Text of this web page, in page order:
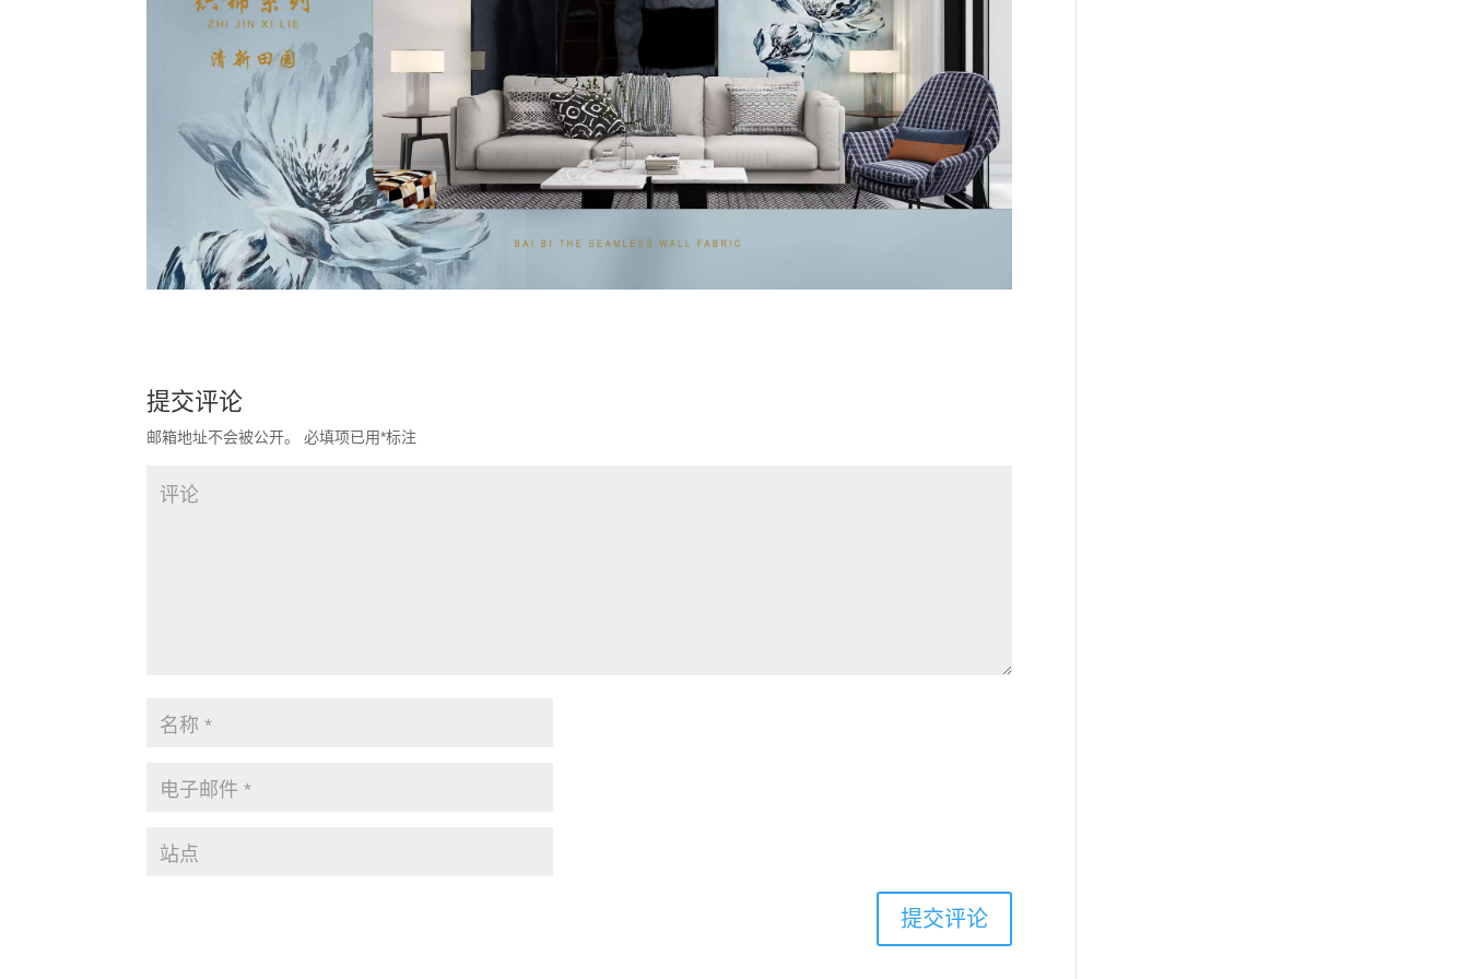
提交评论
邮箱地址不会被公开。 必填项已用*标注